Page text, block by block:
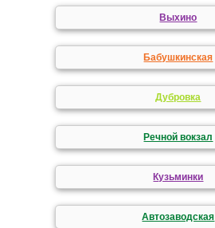
Выхино
Бабушкинская
Дубровка
Речной вокзал
Кузьминки
Автозаводская